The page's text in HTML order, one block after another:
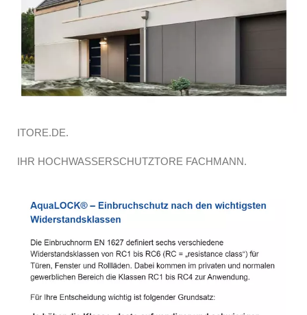
ITORE.DE.
IHR HOCHWASSERSCHUTZTORE FACHMANN.